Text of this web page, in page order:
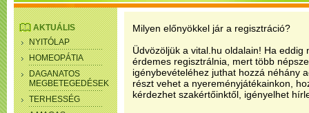
AKTUÁLIS
NYITÓLAP
HOMEOPÁTIA
DAGANATOS
MEGBETEGEDÉSEK
TERHESSÉG
Milyen előnyökkel jár a regisztráció?
Üdvözöljük a vital.hu oldalain! Ha eddig
érdemes regisztrálnia, mert több
igénybevételéhez juthat hozzá néhány
részt vehet a nyereményjátékainkon,
kérdezhet szakértőinktől, igényelhet